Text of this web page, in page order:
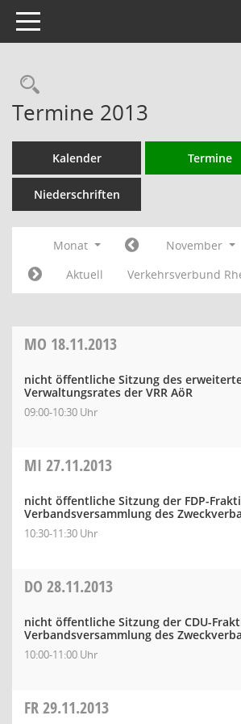
Toggle navigation
Rechercheauswahl
Termine 2013
Kalender Termine
Niederschriften
Monat November
Aktuell
Verkehrsverbund
MO 18.11.2013
nicht öffentliche Sitzung des
Verwaltungsrates der VRR AöR
09:00-10:30 Uhr
MI 27.11.2013
nicht öffentliche Sitzung der FDP-
Verbandsversammlung des
10:30-11:30 Uhr
DO 28.11.2013
nicht öffentliche Sitzung der CDU-
Verbandsversammlung des
10:00-11:00 Uhr
FR29.11.2013